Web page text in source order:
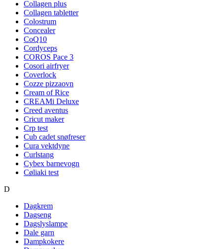
Collagen plus
Collagen tabletter
Colostrum
Concealer
CoQ10
Cordyceps
COROS Pace 3
Cosori airfryer
Coverlock
Cozze pizzaovn
Cream of Rice
CREAMi Deluxe
Creed aventus
Cricut maker
Crp test
Cub cadet snøfreser
Cura vektdyne
Curlstang
Cybex barnevogn
Cøliaki test
D
Dagkrem
Dagseng
Dagslyslampe
Dale garn
Dampkokere